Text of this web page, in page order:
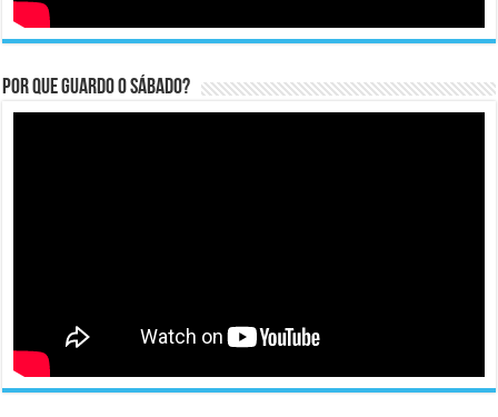
Por que guardo o Sábado?